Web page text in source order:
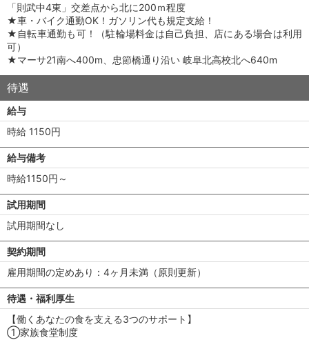
「則武中4東」交差点から北に200ｍ程度
★車・バイク通勤OK！ガソリン代も規定支給！
★自転車通勤も可！（駐輪場料金は自己負担、店にある場合は利用
可）
★マーサ21南へ400m、忠節橋通り沿い 岐阜北高校北へ640m
待遇
給与
時給 1150円
給与備考
時給1150円～
試用期間
試用期間なし
契約期間
雇用期間の定めあり：4ヶ月未満（原則更新）
待遇・福利厚生
【働くあなたの食を支える3つのサポート】
①家族食堂制度